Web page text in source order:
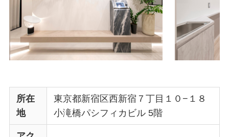
所在
地
東京都新宿区西新宿７丁目１０−１８
小滝橋パシフィカビル 5階